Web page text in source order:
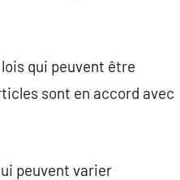
qui peuvent être
sont en accord avec
peuvent varier